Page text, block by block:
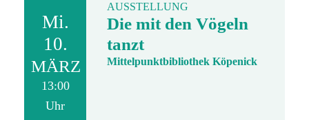
Mi.
10.
MÄRZ
13:00
Uhr
AUSSTELLUNG
Die mit den Vögeln
tanzt
Mittelpunktbibliothek Köpenick